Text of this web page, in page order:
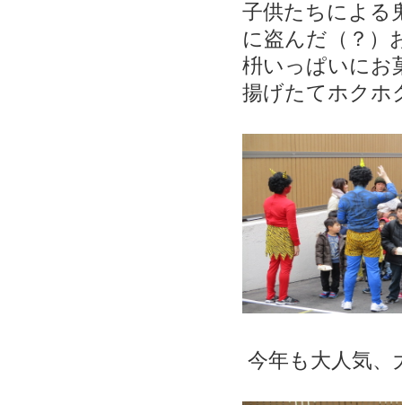
子供たちによる
に盗んだ（？）
枡いっぱいにお
揚げたてホクホ
今年も大人気、